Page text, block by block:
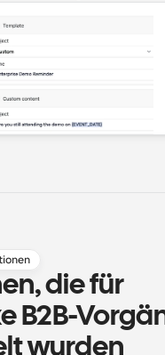
die für
B2B-
wurden